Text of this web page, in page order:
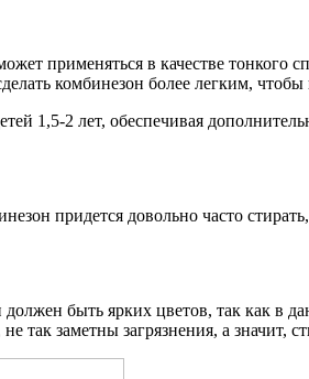
применяться в качестве тонкого
комбинезон более легким, чтобы
1,5-2 лет, обеспечивая
придется довольно часто
быть ярких цветов, так как в
заметны загрязнения, а значит,